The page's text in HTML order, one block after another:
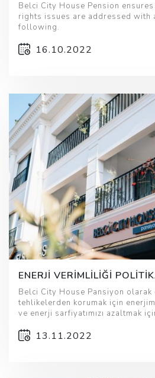
Belci City House Pension
rights issues are addressed with
following.
16.10.2022
ENERJİ VERİMLİLİĞİ
Belci City House Pansiyon olarak
tehlikelerden korumak için
ve enerji sarfiyatımızı azaltmak
13.11.2022